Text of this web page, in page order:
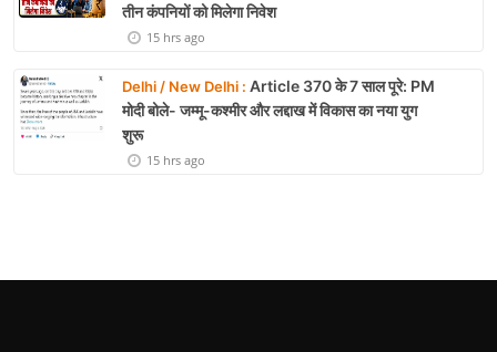
तीन कंपनियों को मिलेगा निवेश
15 hrs ago
Delhi / New Delhi : Article 370 के 7 साल पूरे: PM
मोदी बोले- जम्मू-कश्मीर और लद्दाख में विकास का नया युग
शुरू
15 hrs ago